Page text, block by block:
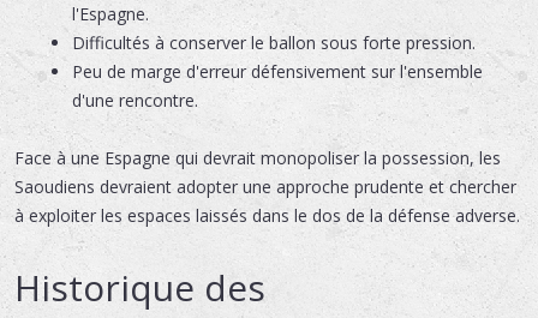
l'Espagne.
Difficultés à conserver le ballon sous forte pression.
Peu de marge d'erreur défensivement sur l'ensemble
d'une rencontre.
Face à une Espagne qui devrait monopoliser la possession, les
Saoudiens devraient adopter une approche prudente et chercher
à exploiter les espaces laissés dans le dos de la défense adverse.
Historique des